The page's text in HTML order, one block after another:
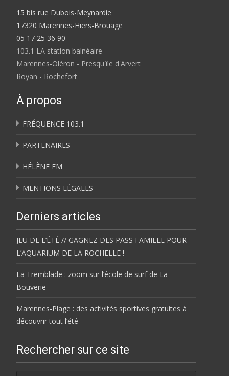
15 bis rue Dubois-Meynardie
17320 Marennes-Hiers-Brouage
05 17 25 36 90
103.1 LA station balnéaire
Marennes-Oléron - Presqu'île d'Arvert
Royan - Rochefort
À propos
FRÉQUENCE 103.1
PARTENAIRES
HÉLÈNE FM
MENTIONS LÉGALES
Derniers articles
JEU DE L’ÉTÉ // GAGNEZ DES PASS FAMILLE POUR
L’AQUARIUM DE LA ROCHELLE !
La Tremblade : zoom sur l’école de surf de La
Bouverie
Marennes-Plage : des activités sportives gratuites à
découvrir tout l’été
Rechercher sur ce site